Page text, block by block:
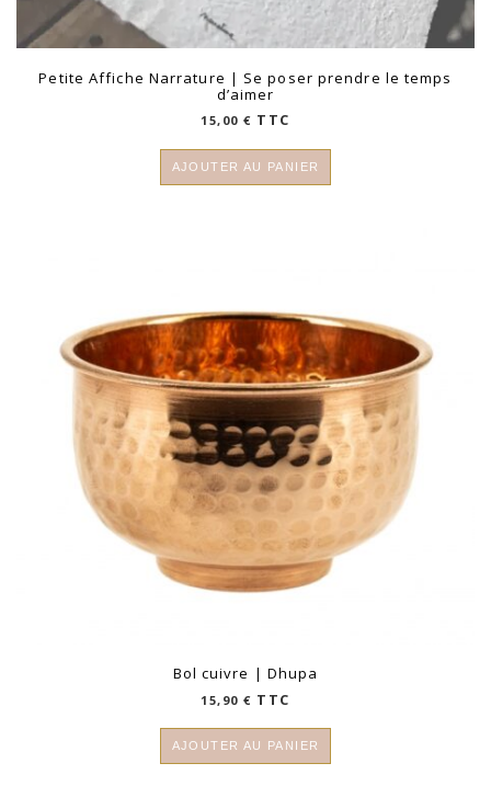
Petite Affiche Narrature | Se poser prendre le temps
d’aimer
15,00€ TTC
AJOUTER AU PANIER
Bol cuivre | Dhupa
15,90€ TTC
AJOUTER AU PANIER